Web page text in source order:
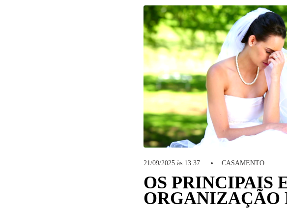
21/09/2025 às 13:37 CASAMENTO
OS PRINCIPAIS
ORGANIZAÇÃO